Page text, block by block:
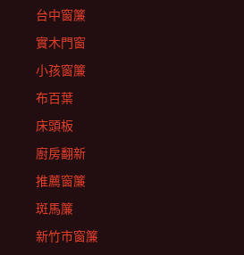
台中窗簾
實木門窗
小孩窗簾
布百葉
床頭板
廚房翻新
推薦窗簾
斑馬簾
新竹市窗簾